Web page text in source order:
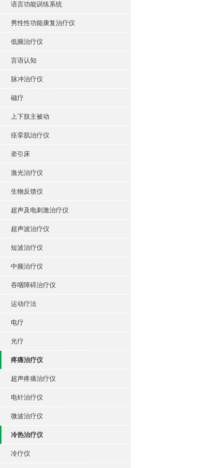
语言功能训练系统
男性性功能康复治疗仪
低频治疗仪
言语认知
脉冲治疗仪
磁疗
上下肢主被动
痉挛肌治疗仪
牵引床
激光治疗仪
生物反馈仪
超声及电刺激治疗仪
超声波治疗仪
短波治疗仪
中频治疗仪
吞咽障碍治疗仪
运动疗法
电疗
光疗
疼痛治疗仪
超声疼痛治疗仪
电针治疗仪
微波治疗仪
冷热治疗仪
冷疗仪